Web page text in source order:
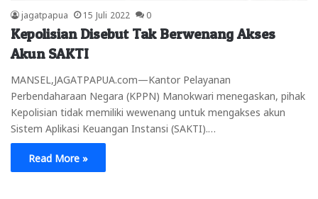
jagatpapua 15 Juli 2022 0
Kepolisian Disebut Tak Berwenang Akses
Akun SAKTI
MANSEL,JAGATPAPUA.com—Kantor Pelayanan
Perbendaharaan Negara (KPPN) Manokwari menegaskan, pihak
Kepolisian tidak memiliki wewenang untuk mengakses akun
Sistem Aplikasi Keuangan Instansi (SAKTI).…
Read More »